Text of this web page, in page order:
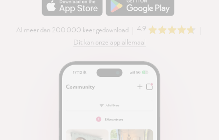
Al meer dan 200.000 keer gedownload
4.9
Dit kan onze app allemaal